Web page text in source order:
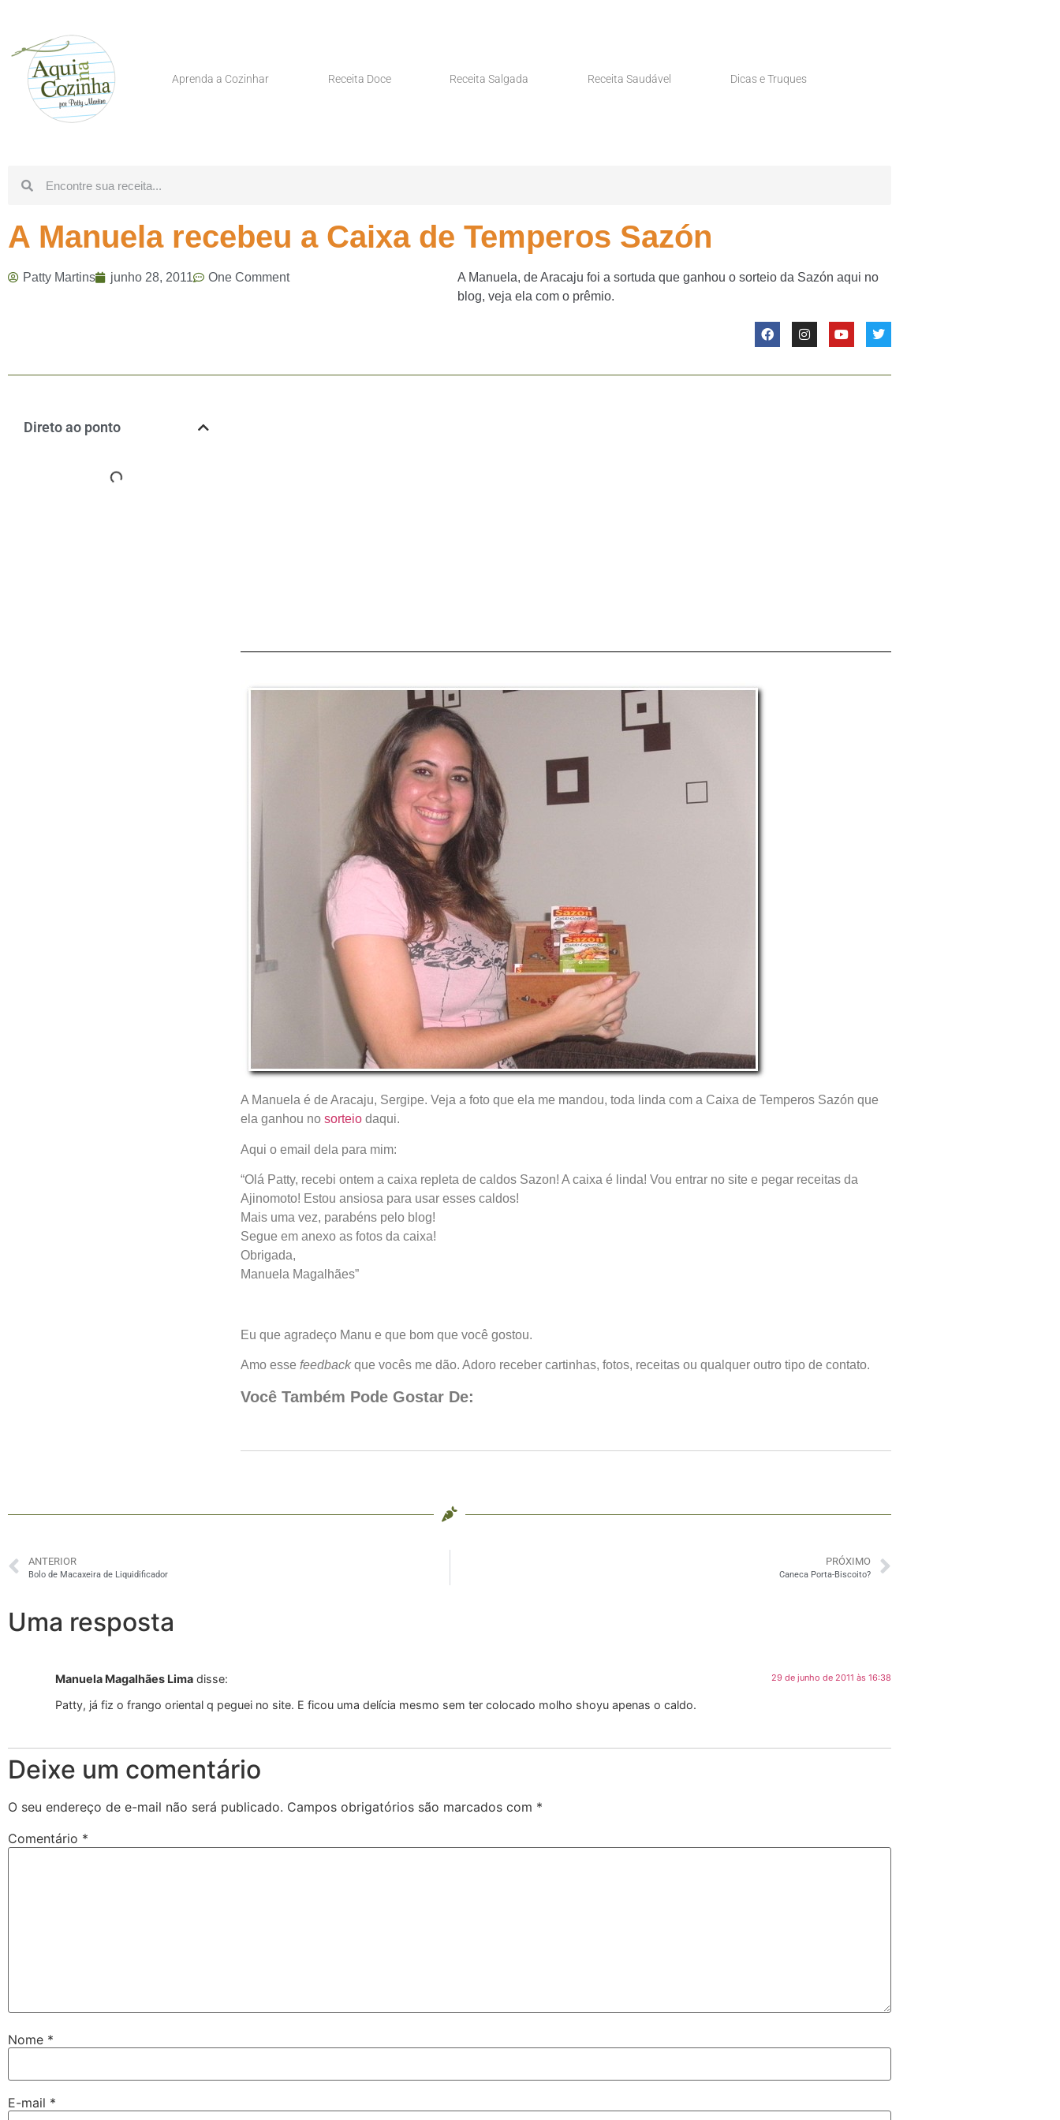
Aprenda a Cozinhar Receita Doce Receita Salgada Receita Saudável Dicas e Truques
A Manuela recebeu a Caixa de Temperos Sazón
Patty Martins junho 28, 2011 One Comment
A Manuela, de Aracaju foi a sortuda que ganhou o sorteio da Sazón aqui no
blog, veja ela com o prêmio.
Direto ao ponto
A Manuela é de Aracaju, Sergipe. Veja a foto que ela me mandou, toda linda com a Caixa de Temperos Sazón que
ela ganhou no sorteiodaqui.
Aqui o email dela para mim:
“Olá Patty, recebi ontem a caixa repleta de caldos Sazon! A caixa é linda! Vou entrar no site e pegar receitas da
Ajinomoto! Estou ansiosa para usar esses caldos!
Mais uma vez, parabéns pelo blog!
Segue em anexo as fotos da caixa!
Obrigada,
Manuela Magalhães”
Eu que agradeço Manu e que bom que você gostou.
Amo esse feedbackque vocês me dão. Adoro receber cartinhas, fotos, receitas ou qualquer outro tipo de contato.
Você Também Pode Gostar De:
ANTERIOR
Bolo de Macaxeira de Liquidificador
PRÓXIMO
Caneca Porta-Biscoito?
Uma resposta
Manuela Magalhães Lima disse: 29 de junho de 2011 às 16:38
Patty, já fiz o frango oriental q peguei no site. E ficou uma delícia mesmo sem ter colocado molho shoyu apenas o caldo.
Deixe um comentário
O seu endereço de e-mail não será publicado. Campos obrigatórios são marcados com *
Comentário *
Nome *
E-mail *